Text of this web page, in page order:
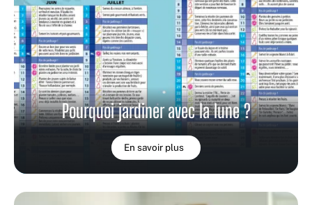
Pourquoi jardiner avec la lune ?
En savoir plus